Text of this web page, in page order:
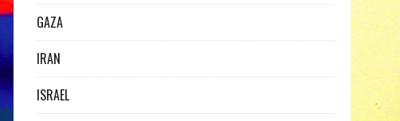
GAZA
IRAN
ISRAEL